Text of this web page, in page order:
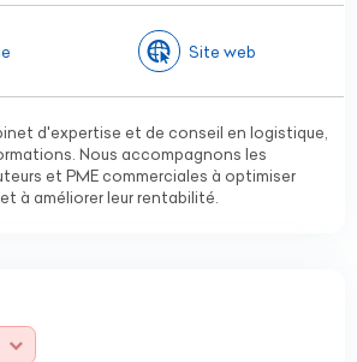
Site web
d'expertise et de conseil en logistique,
Nous accompagnons les
et PME commerciales à optimiser
à améliorer leur rentabilité.